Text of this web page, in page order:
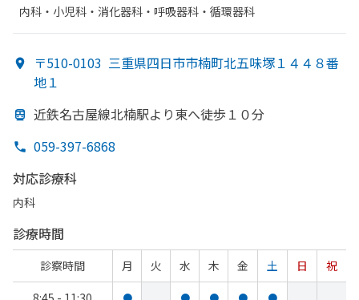
内科・​小児科・​消化器科・​呼吸器科・​循環器科
〒510-0103 三重県四日市市楠町北五味塚１４４８番
地１
近鉄名古屋線北楠駅より東へ徒歩１０分
059-397-6868
対応診療科
内科
診療時間
診察時間 月 火 水 木 金 土 日
祝
● ● ● ● ●